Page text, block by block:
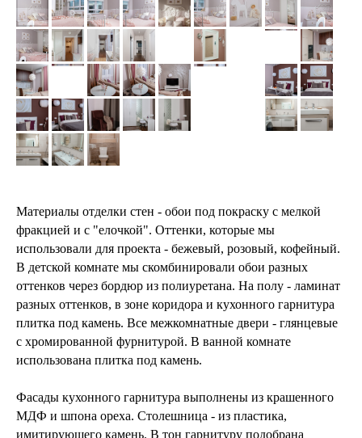
Материалы отделки стен - обои под покраску с мелкой
фракцией и с "елочкой". Оттенки, которые мы
использовали для проекта - бежевый, розовый, кофейный.
В детской комнате мы скомбинировали обои разных
оттенков через бордюр из полиуретана. На полу - ламинат
разных оттенков, в зоне коридора и кухонного гарнитура
плитка под камень. Все межкомнатные двери - глянцевые
с хромированной фурнитурой. В ванной комнате
использована плитка под камень.
Фасады кухонного гарнитура выполнены из крашенного
МДФ и шпона ореха. Столешница - из пластика,
имитирующего камень. В тон гарнитуру подобрана